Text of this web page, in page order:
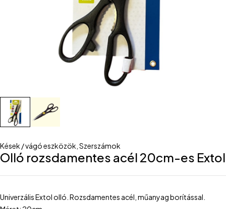
Kések / vágó eszközök Szerszámok
Olló rozsdamentes acél 20cm-es Extol
Univerzális Extol olló. Rozsdamentes acél, műanyag borítással.